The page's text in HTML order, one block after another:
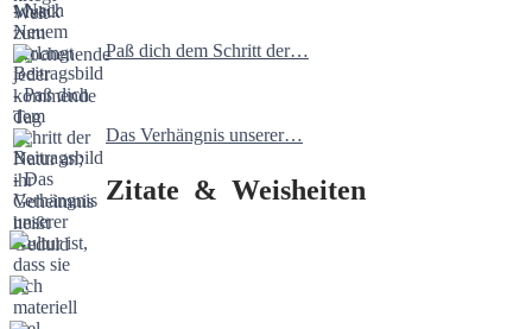
Paß dich dem Schritt der…
Das Verhängnis unserer…
Zitate & Weisheiten